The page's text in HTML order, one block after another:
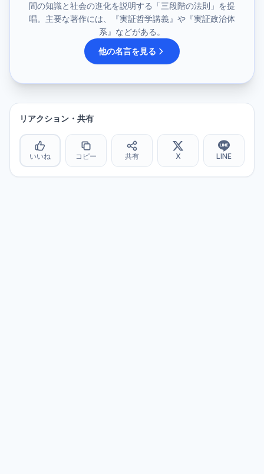
間の知識と社会の進化を説明する「三段階の法則」を提
唱。主要な著作には、『実証哲学講義』や『実証政治体
系』などがある。
他の名言を見る
リアクション・共有
いいね コピー 共有 X LINE